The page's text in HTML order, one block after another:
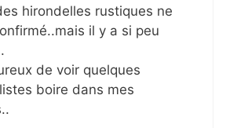
hirondelles rustiques ne
il y a si peu
de voir quelques
boire dans mes